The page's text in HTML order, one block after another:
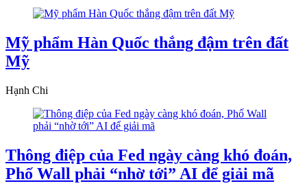
Mỹ phẩm Hàn Quốc thắng đậm trên đất
Mỹ
Hạnh Chi
Thông điệp của Fed ngày càng khó đoán,
Phố Wall phải “nhờ tới” AI để giải mã